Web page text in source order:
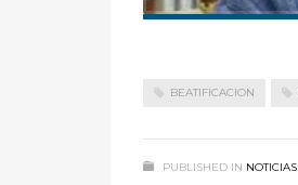
BEATIFICACION
PUBLISHED IN NOTICIAS